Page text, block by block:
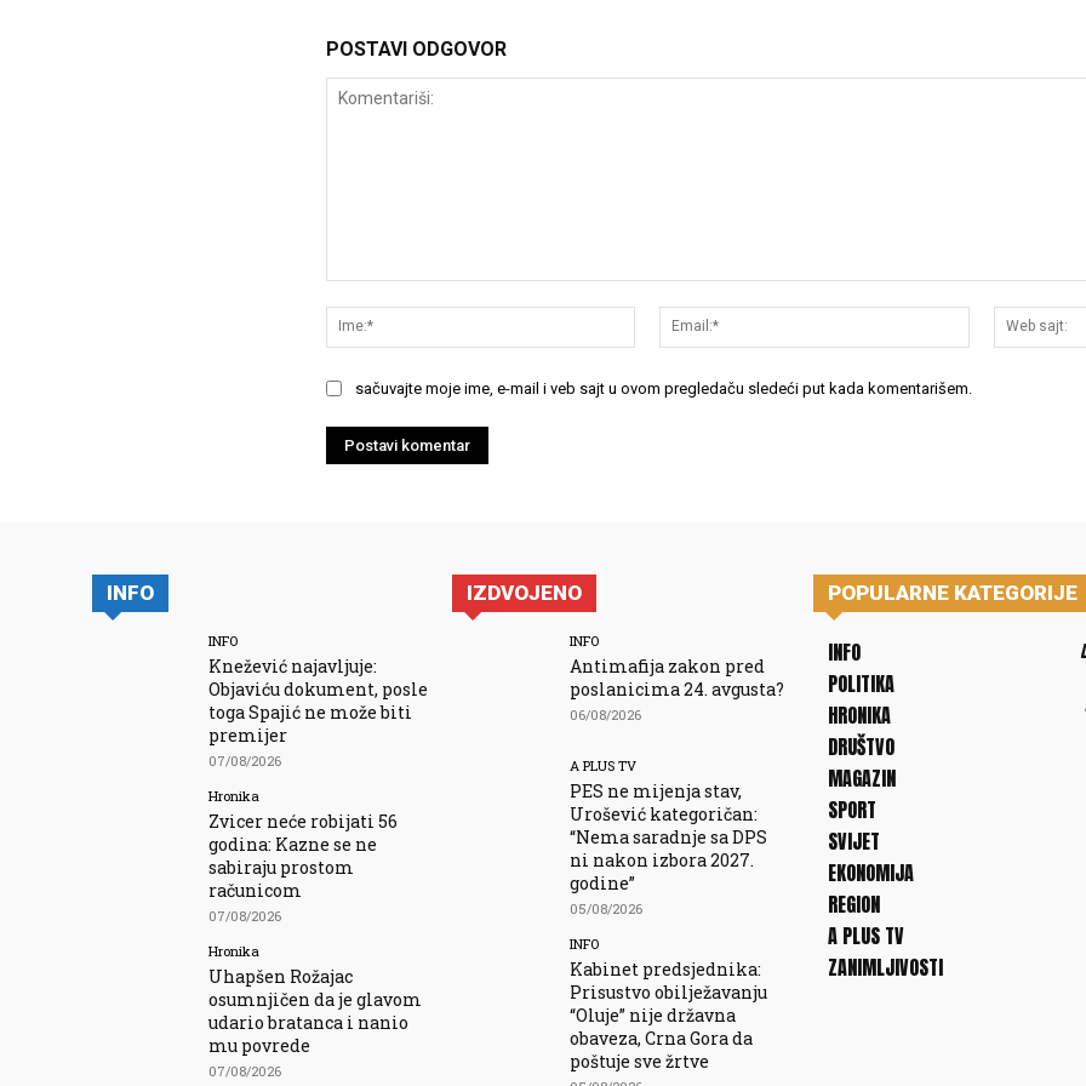
POSTAVI ODGOVOR
Ime:*
Email:*
sačuvajte moje ime, e-mail i veb sajt u ovom pregledaču sledeći put kada komentarišem.
INFO
INFO
Knežević najavljuje:
Objaviću dokument, posle
toga Spajić ne može biti
premijer
07/08/2026
Hronika
Zvicer neće robijati 56
godina: Kazne se ne
sabiraju prostom
računicom
07/08/2026
Hronika
Uhapšen Rožajac
osumnjičen da je glavom
udario bratanca i nanio
mu povrede
07/08/2026
IZDVOJENO
INFO
Antimafija zakon pred
poslanicima 24. avgusta?
06/08/2026
A PLUS TV
PES ne mijenja stav,
Urošević kategoričan:
“Nema saradnje sa DPS
ni nakon izbora 2027.
godine”
05/08/2026
INFO
Kabinet predsjednika:
Prisustvo obilježavanju
“Oluje” nije državna
obaveza, Crna Gora da
poštuje sve žrtve
POPULARNE KATEGORIJE
INFO
POLITIKA
HRONIKA
DRUŠTVO
MAGAZIN
SPORT
SVIJET
EKONOMIJA
REGION
A PLUS TV
ZANIMLJIVOSTI